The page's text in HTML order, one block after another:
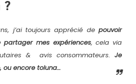
?
j’ai toujours apprécié depouvoir
mes expériences, cela via
& avis consommateurs.Je
ou encore toluna…